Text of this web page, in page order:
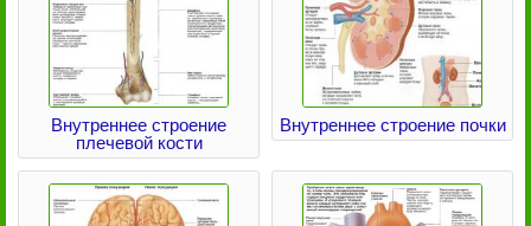
Внутреннее строение
плечевой кости
Внутреннее строение почки